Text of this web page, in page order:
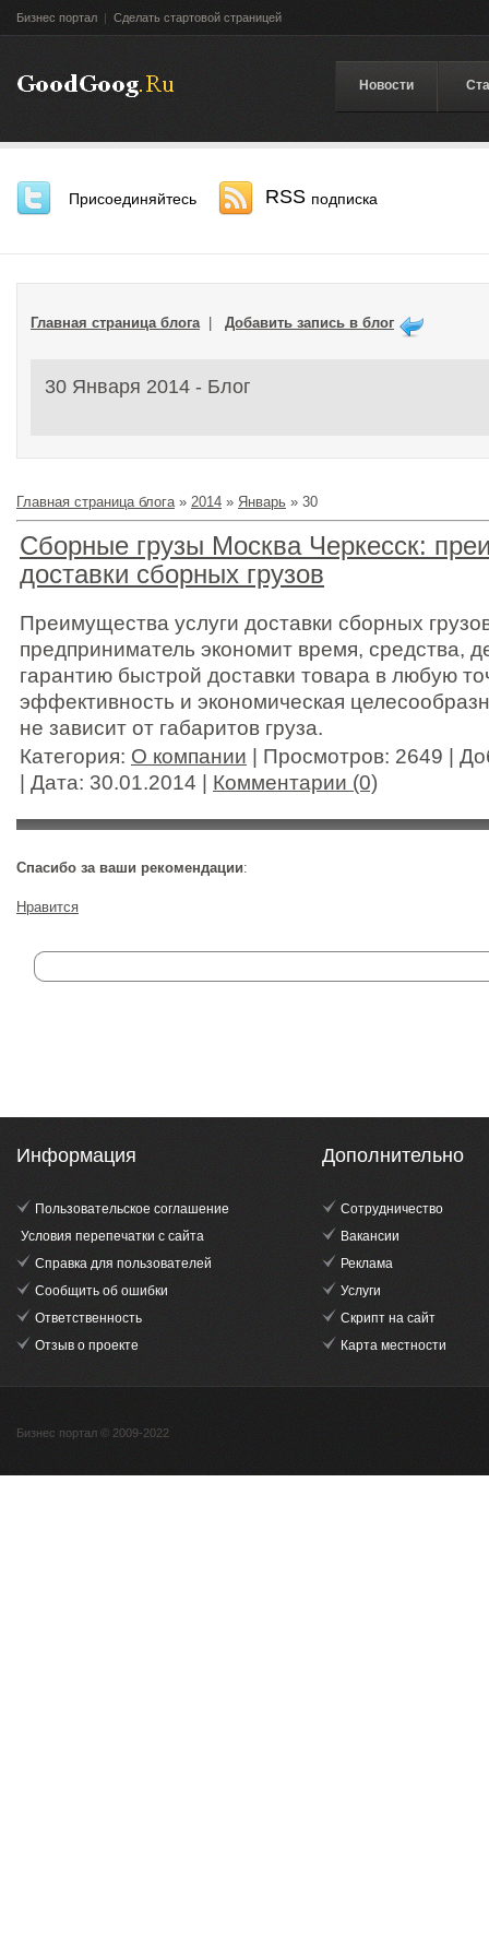
Бизнес портал | Сделать стартовой страницей
Новости
Присоединяйтесь RSS подписка
Главная страница блога| Добавить запись в блог
30 Января 2014 - Блог
Главная страница блога» 2014 » Январь » 30
Сборные грузы Москва Черкесск:
доставки сборных грузов
Преимущества услуги доставки сборных
предприниматель экономит время, средства,
гарантию быстрой доставки товара в любую
эффективность и экономическая
не зависит от габаритов груза.
Категория: О компании | Просмотров: 2649 |
| Дата: 30.01.2014 Комментарии (0)
Спасибо за ваши рекомендации:
Нравится
Информация
Пользовательское соглашение
Условия перепечатки с сайта
Справка для пользователей
Сообщить об ошибки
Ответственность
Отзыв о проекте
Дополнительно
Сотрудничество
Вакансии
Реклама
Услуги
Скрипт на сайт
Карта местности
Бизнес портал © 2009-2022